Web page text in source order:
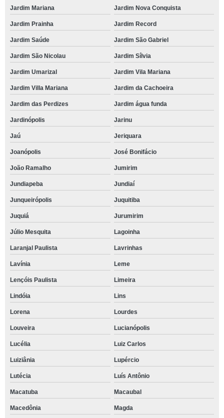
Jardim Mariana Jardim Nova Conquista
Jardim Prainha Jardim Record
Jardim Saúde Jardim São Gabriel
Jardim São Nicolau Jardim Sílvia
Jardim Umarizal Jardim Vila Mariana
Jardim Villa Mariana Jardim da Cachoeira
Jardim das Perdizes Jardim água funda
Jardinópolis Jarinu
Jaú Jeriquara
Joanópolis José Bonifácio
João Ramalho Jumirim
Jundiapeba Jundiaí
Junqueirópolis Juquitiba
Juquiá Jurumirim
Júlio Mesquita Lagoinha
Laranjal Paulista Lavrinhas
Lavínia Leme
Lençóis Paulista Limeira
Lindóia Lins
Lorena Lourdes
Louveira Lucianópolis
Lucélia Luiz Carlos
Luiziânia Lupércio
Lutécia Luís Antônio
Macatuba Macaubal
Macedônia Magda